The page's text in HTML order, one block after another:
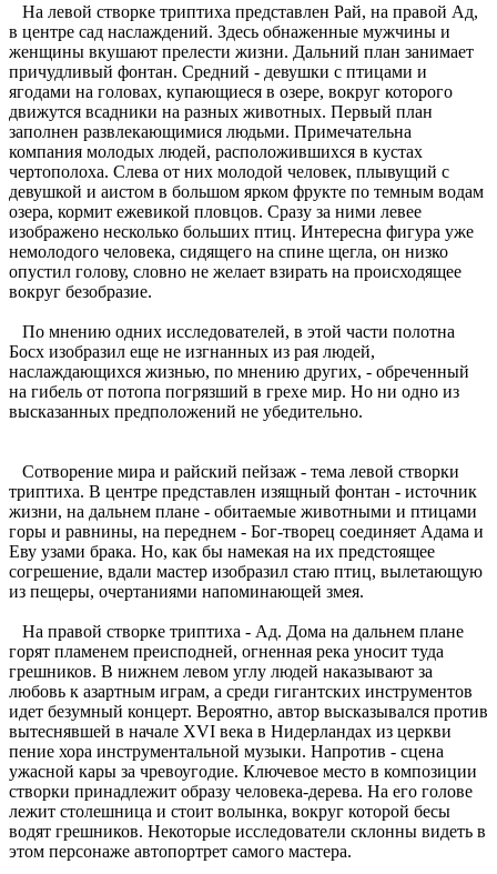
На левой створке триптиха представлен Рай, на правой Ад,
в центре сад наслаждений. Здесь обнаженные мужчины и
женщины вкушают прелести жизни. Дальний план занимает
причудливый фонтан. Средний - девушки с птицами и
ягодами на головах, купающиеся в озере, вокруг которого
движутся всадники на разных животных. Первый план
заполнен развлекающимися людьми. Примечательна
компания молодых людей, расположившихся в кустах
чертополоха. Слева от них молодой человек, плывущий с
девушкой и аистом в большом ярком фрукте по темным водам
озера, кормит ежевикой пловцов. Сразу за ними левее
изображено несколько больших птиц. Интересна фигура уже
немолодого человека, сидящего на спине щегла, он низко
опустил голову, словно не желает взирать на происходящее
вокруг безобразие.
По мнению одних исследователей, в этой части полотна
Босх изобразил еще не изгнанных из рая людей,
наслаждающихся жизнью, по мнению других, - обреченный
на гибель от потопа погрязший в грехе мир. Но ни одно из
высказанных предположений не убедительно.
Сотворение мира и райский пейзаж - тема левой створки
триптиха. В центре представлен изящный фонтан - источник
жизни, на дальнем плане - обитаемые животными и птицами
горы и равнины, на переднем - Бог-творец соединяет Адама и
Еву узами брака. Но, как бы намекая на их предстоящее
согрешение, вдали мастер изобразил стаю птиц, вылетающую
из пещеры, очертаниями напоминающей змея.
На правой створке триптиха - Ад. Дома на дальнем плане
горят пламенем преисподней, огненная река уносит туда
грешников. В нижнем левом углу людей наказывают за
любовь к азартным играм, а среди гигантских инструментов
идет безумный концерт. Вероятно, автор высказывался против
вытеснявшей в начале XVI века в Нидерландах из церкви
пение хора инструментальной музыки. Напротив - сцена
ужасной кары за чревоугодие. Ключевое место в композиции
створки принадлежит образу человека-дерева. На его голове
лежит столешница и стоит волынка, вокруг которой бесы
водят грешников. Некоторые исследователи склонны видеть в
этом персонаже автопортрет самого мастера.